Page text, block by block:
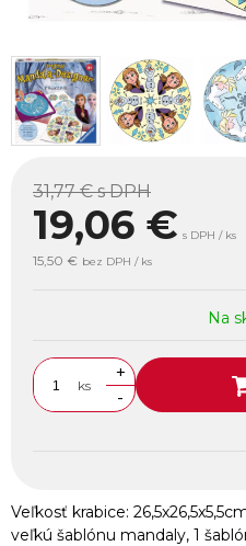
31,77 €s DPH
19,06 € s DPH / ks
15,50 € bez DPH / ks
Na
ks
+
-
Veľkosť krabice:
veľkú šablónu mandaly, 1